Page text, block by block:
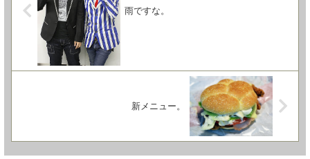
雨ですな。
新メニュー。